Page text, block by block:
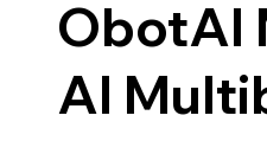
ObotAI
AI